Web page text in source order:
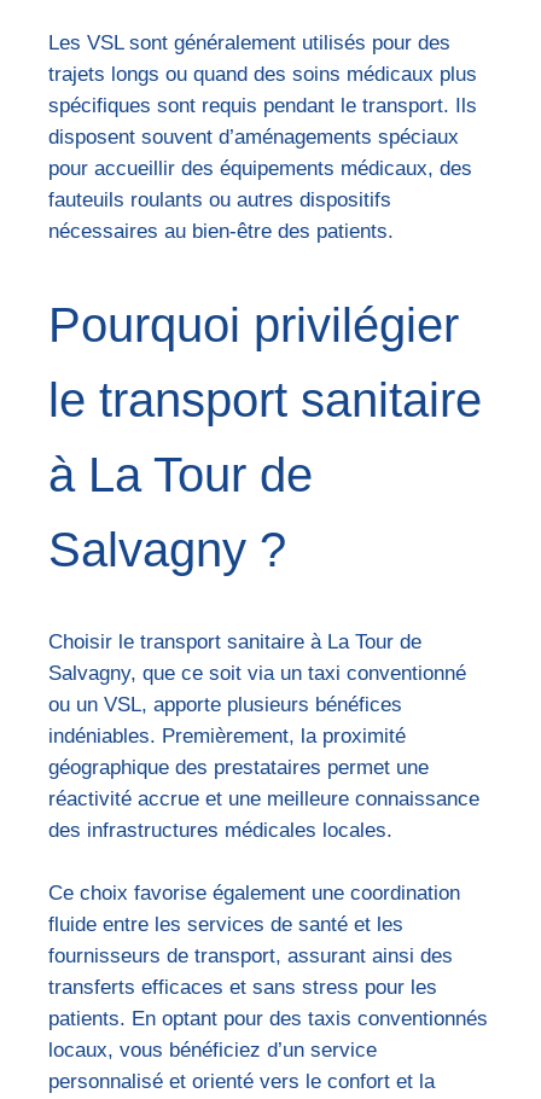
Les VSL sont généralement utilisés pour des
trajets longs ou quand des soins médicaux plus
spécifiques sont requis pendant le transport. Ils
disposent souvent d’aménagements spéciaux
pour accueillir des équipements médicaux, des
fauteuils roulants ou autres dispositifs
nécessaires au bien-être des patients.
Pourquoi privilégier
le transport sanitaire
à La Tour de
Salvagny ?
Choisir le transport sanitaire à La Tour de
Salvagny, que ce soit via un taxi conventionné
ou un VSL, apporte plusieurs bénéfices
indéniables. Premièrement, la proximité
géographique des prestataires permet une
réactivité accrue et une meilleure connaissance
des infrastructures médicales locales.
Ce choix favorise également une coordination
fluide entre les services de santé et les
fournisseurs de transport, assurant ainsi des
transferts efficaces et sans stress pour les
patients. En optant pour des taxis conventionnés
locaux, vous bénéficiez d’un service
personnalisé et orienté vers le confort et la